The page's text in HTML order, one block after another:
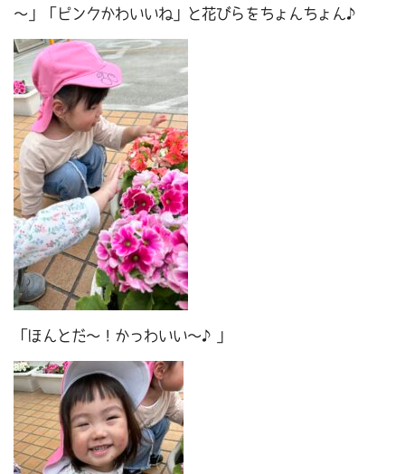
～」「ピンクかわいいね」と花びらをちょんちょん♪
「ほんとだ～！かっわいい～♪」